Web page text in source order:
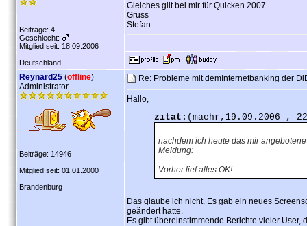
Beiträge: 4
Geschlecht:
Mitglied seit: 18.09.2006
Deutschland
Gleiches gilt bei mir für Quicken 2007.
Gruss
Stefan
Reynard25 (offline)
Administrator
Beiträge: 14946
Mitglied seit: 01.01.2000
Brandenburg
Re: Probleme mit demInternetbanking der
Hallo,
zitat: (maehr,19.09.2006 ,
nachdem ich heute das mir
Meldung:
Vorher lief alles OK!
Das glaube ich nicht. Es gab ein neues
geändert hatte.
Es gibt übereinstimmende Berichte vieler User,